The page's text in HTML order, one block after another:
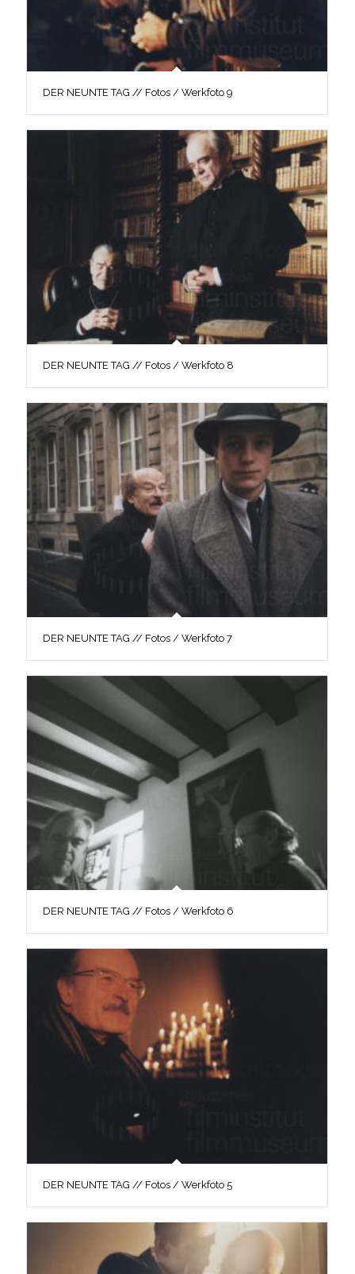
DER NEUNTE TAG // Fotos / Werkfoto 9
DER NEUNTE TAG // Fotos / Werkfoto 8
DER NEUNTE TAG // Fotos / Werkfoto 7
DER NEUNTE TAG // Fotos / Werkfoto 6
DER NEUNTE TAG // Fotos / Werkfoto 5